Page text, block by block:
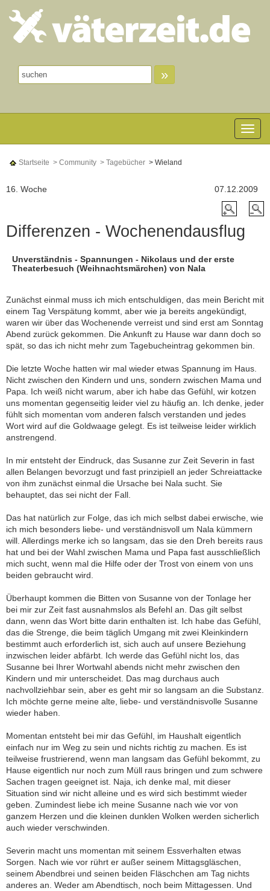
»
Toggle
Startseite > Community > Tagebücher > Wieland
07.12.2009
16. Woche
Differenzen - Wochenendausflug
Unverständnis - Spannungen - Nikolaus und der erste
Theaterbesuch (Weihnachtsmärchen) von Nala
Zunächst einmal muss ich mich entschuldigen, das mein Bericht mit
einem Tag Verspätung kommt, aber wie ja bereits angekündigt,
waren wir über das Wochenende verreist und sind erst am Sonntag
Abend zurück gekommen. Die Ankunft zu Hause war dann doch so
spät, so das ich nicht mehr zum Tagebucheintrag gekommen bin.
Die letzte Woche hatten wir mal wieder etwas Spannung im Haus.
Nicht zwischen den Kindern und uns, sondern zwischen Mama und
Papa. Ich weiß nicht warum, aber ich habe das Gefühl, wir kotzen
uns momentan gegenseitig leider viel zu häufig an. Ich denke, jeder
fühlt sich momentan vom anderen falsch verstanden und jedes
Wort wird auf die Goldwaage gelegt. Es ist teilweise leider wirklich
anstrengend.
In mir entsteht der Eindruck, das Susanne zur Zeit Severin in fast
allen Belangen bevorzugt und fast prinzipiell an jeder Schreiattacke
von ihm zunächst einmal die Ursache bei Nala sucht. Sie
behauptet, das sei nicht der Fall.
Das hat natürlich zur Folge, das ich mich selbst dabei erwische, wie
ich mich besonders liebe- und verständnisvoll um Nala kümmern
will. Allerdings merke ich so langsam, das sie den Dreh bereits raus
hat und bei der Wahl zwischen Mama und Papa fast ausschließlich
mich sucht, wenn mal die Hilfe oder der Trost von einem von uns
beiden gebraucht wird.
Überhaupt kommen die Bitten von Susanne von der Tonlage her
bei mir zur Zeit fast ausnahmslos als Befehl an. Das gilt selbst
dann, wenn das Wort bitte darin enthalten ist. Ich habe das Gefühl,
das die Strenge, die beim täglich Umgang mit zwei Kleinkindern
bestimmt auch erforderlich ist, sich auch auf unsere Beziehung
inzwischen leider abfärbt. Ich werde das Gefühl nicht los, das
Susanne bei Ihrer Wortwahl abends nicht mehr zwischen den
Kindern und mir unterscheidet. Das mag durchaus auch
nachvollziehbar sein, aber es geht mir so langsam an die Substanz.
Ich möchte gerne meine alte, liebe- und verständnisvolle Susanne
wieder haben.
Momentan entsteht bei mir das Gefühl, im Haushalt eigentlich
einfach nur im Weg zu sein und nichts richtig zu machen. Es ist
teilweise frustrierend, wenn man langsam das Gefühl bekommt, zu
Hause eigentlich nur noch zum Müll raus bringen und zum schwere
Sachen tragen geeignet ist. Naja, ich denke mal, mit dieser
Situation sind wir nicht alleine und es wird sich bestimmt wieder
geben. Zumindest liebe ich meine Susanne nach wie vor von
ganzem Herzen und die kleinen dunklen Wolken werden sicherlich
auch wieder verschwinden.
Severin macht uns momentan mit seinem Essverhalten etwas
Sorgen. Nach wie vor rührt er außer seinem Mittagsgläschen,
seinem Abendbrei und seinen beiden Fläschchen am Tag nichts
anderes an. Weder am Abendtisch, noch beim Mittagessen. Und